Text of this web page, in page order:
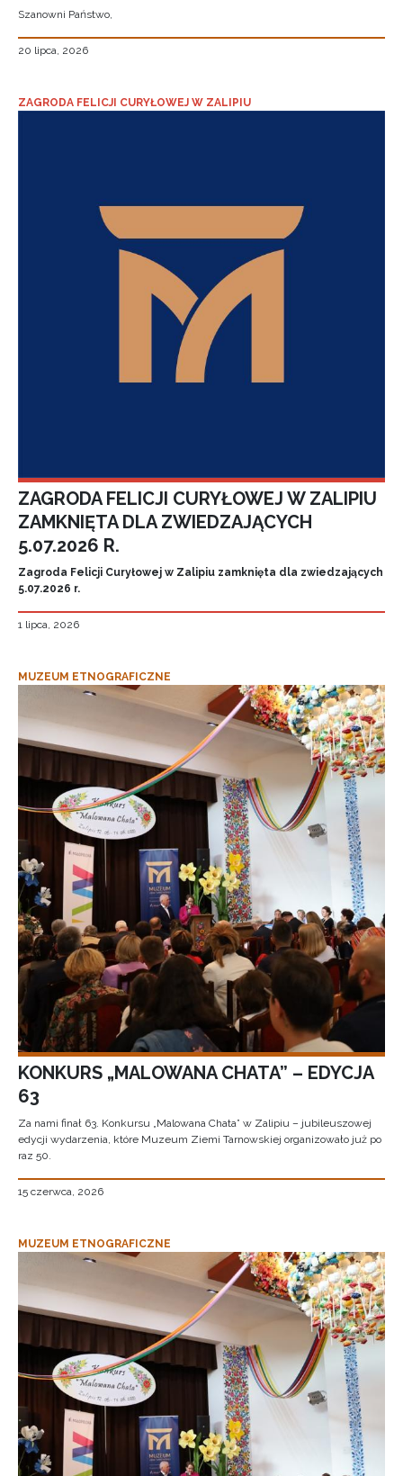
Szanowni Państwo,
20 lipca, 2026
ZAGRODA FELICJI CURYŁOWEJ W ZALIPIU
ZAGRODA FELICJI CURYŁOWEJ W ZALIPIU
ZAMKNIĘTA DLA ZWIEDZAJĄCYCH
5.07.2026 R.
Zagroda Felicji Curyłowej w Zalipiu zamknięta dla zwiedzających
5.07.2026 r.
1 lipca, 2026
MUZEUM ETNOGRAFICZNE
KONKURS „MALOWANA CHATA” – EDYCJA
63
Za nami finał 63. Konkursu „Malowana Chata” w Zalipiu – jubileuszowej
edycji wydarzenia, które Muzeum Ziemi Tarnowskiej organizowało już po
raz 50.
15 czerwca, 2026
MUZEUM ETNOGRAFICZNE